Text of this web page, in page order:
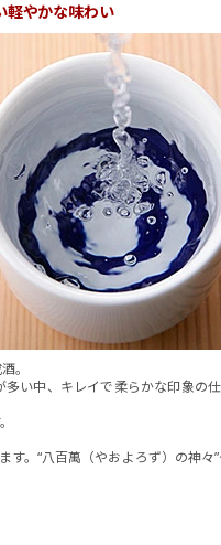
軽やかな味わい
。
い中、キレイで柔らかな印象の
。“八百萬（やおよろず）の神々